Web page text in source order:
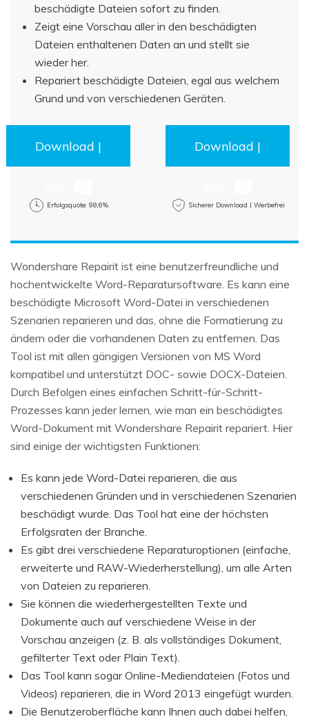
beschädigte Dateien sofort zu finden.
Zeigt eine Vorschau aller in den beschädigten
Dateien enthaltenen Daten an und stellt sie
wieder her.
Repariert beschädigte Dateien, egal aus welchem
Grund und von verschiedenen Geräten.
Download |
Erfolgsquote: 98,6%
Download |
Sicherer Download | Werbefrei
Wondershare Repairit ist eine benutzerfreundliche und
hochentwickelte Word-Reparatursoftware. Es kann eine
beschädigte Microsoft Word-Datei in verschiedenen
Szenarien reparieren und das, ohne die Formatierung zu
ändern oder die vorhandenen Daten zu entfernen. Das
Tool ist mit allen gängigen Versionen von MS Word
kompatibel und unterstützt DOC- sowie DOCX-Dateien.
Durch Befolgen eines einfachen Schritt-für-Schritt-
Prozesses kann jeder lernen, wie man ein beschädigtes
Word-Dokument mit Wondershare Repairit repariert. Hier
sind einige der wichtigsten Funktionen:
Es kann jede Word-Datei reparieren, die aus
verschiedenen Gründen und in verschiedenen Szenarien
beschädigt wurde. Das Tool hat eine der höchsten
Erfolgsraten der Branche.
Es gibt drei verschiedene Reparaturoptionen (einfache,
erweiterte und RAW-Wiederherstellung), um alle Arten
von Dateien zu reparieren.
Sie können die wiederhergestellten Texte und
Dokumente auch auf verschiedene Weise in der
Vorschau anzeigen (z. B. als vollständiges Dokument,
gefilterter Text oder Plain Text).
Das Tool kann sogar Online-Mediendateien (Fotos und
Videos) reparieren, die in Word 2013 eingefügt wurden.
Die Benutzeroberfläche kann Ihnen auch dabei helfen,